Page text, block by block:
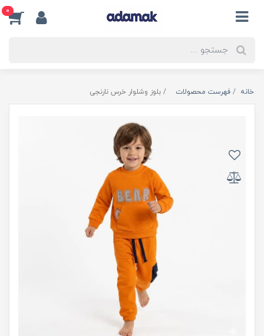
0
خانه فهرست محصولات بلوز وشلوار خرس نارنجی